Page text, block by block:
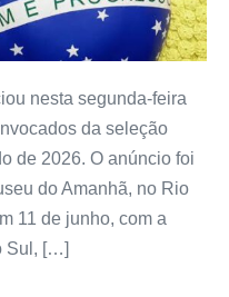
nesta segunda-feira
da seleção
de 2026. O anúncio foi
do Amanhã, no Rio
11 de junho, com a
Sul, […]